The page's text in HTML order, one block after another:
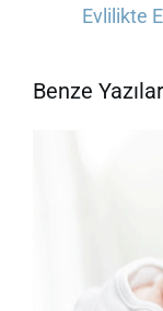
Evlilikte
Benze